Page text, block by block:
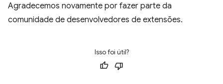
Agradecemos novamente por fazer parte da
comunidade de desenvolvedores de extensões.
Isso foi útil?